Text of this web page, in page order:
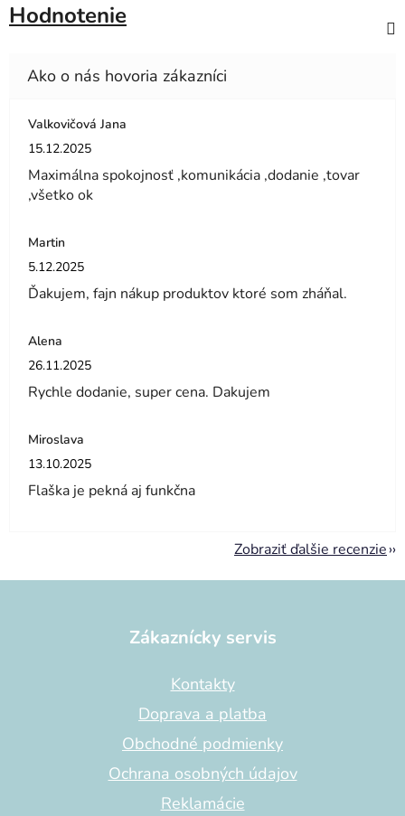
Hodnotenie
Valkovičová Jana
Hodnotenie obchodu je 5 z 5 hviezdičiek.
15.12.2025
Maximálna spokojnosť ,komunikácia ,dodanie ,tovar
,všetko ok
Martin
Hodnotenie obchodu je 5 z 5 hviezdičiek.
5.12.2025
Ďakujem, fajn nákup produktov ktoré som zháňal.
Alena
Hodnotenie obchodu je 5 z 5 hviezdičiek.
26.11.2025
Rychle dodanie, super cena. Dakujem
Miroslava
Hodnotenie obchodu je 5 z 5 hviezdičiek.
13.10.2025
Flaška je pekná aj funkčna
Zobraziť ďalšie recenzie
Zákaznícky servis
Kontakty
Doprava a platba
Obchodné podmienky
Ochrana osobných údajov
Reklamácie